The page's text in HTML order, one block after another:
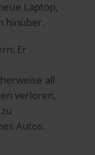
Laptop,
hinüber.
Er
all
verloren,
Autos.